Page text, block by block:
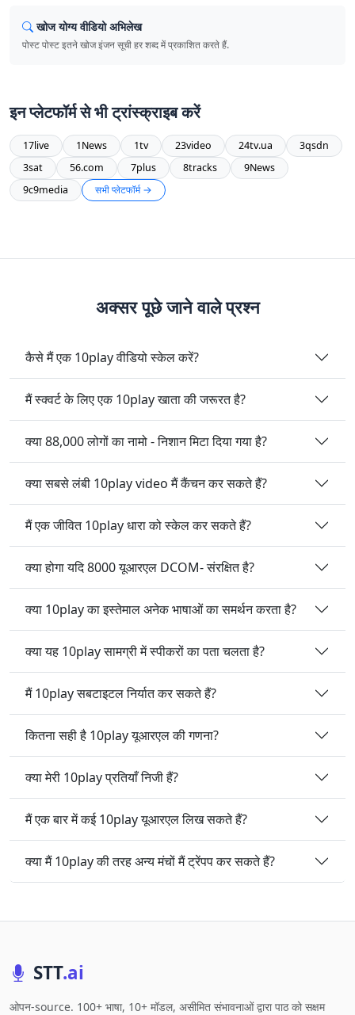
खोज योग्य वीडियो अभिलेख
पोस्ट पोस्ट इतने खोज इंजन सूची हर शब्द में प्रकाशित करते हैं.
इन प्लेटफॉर्म से भी ट्रांस्क्राइब करें
17live 1News 1tv 23video 24tv.ua
3qsdn
3sat
56.com 7plus 8tracks
9News
9c9media
सभी प्लेटफॉर्म →
अक्सर पूछे जाने वाले प्रश्न
कैसे मैं एक 10play वीडियो स्केल करें?
मैं स्क्वर्ट के लिए एक 10play खाता की जरूरत है?
क्या 88,000 लोगों का नामो - निशान मिटा दिया गया है?
क्या सबसे लंबी 10play video मैं कैंचन कर सकते हैं?
मैं एक जीवित 10play धारा को स्केल कर सकते हैं?
क्या होगा यदि 8000 यूआरएल DCOM- संरक्षित है?
क्या 10play का इस्तेमाल अनेक भाषाओं का समर्थन करता है?
क्या यह 10play सामग्री में स्पीकरों का पता चलता है?
मैं 10play सबटाइटल निर्यात कर सकते हैं?
कितना सही है 10play यूआरएल की गणना?
क्या मेरी 10play प्रतियाँ निजी हैं?
मैं एक बार में कई 10play यूआरएल लिख सकते हैं?
क्या मैं 10play की तरह अन्य मंचों मैं ट्रेंपप कर सकते हैं?
STT.ai
ओपन-source. 100+ भाषा, 10+ मॉडल, असीमित संभावनाओं द्वारा पाठ को सक्षम